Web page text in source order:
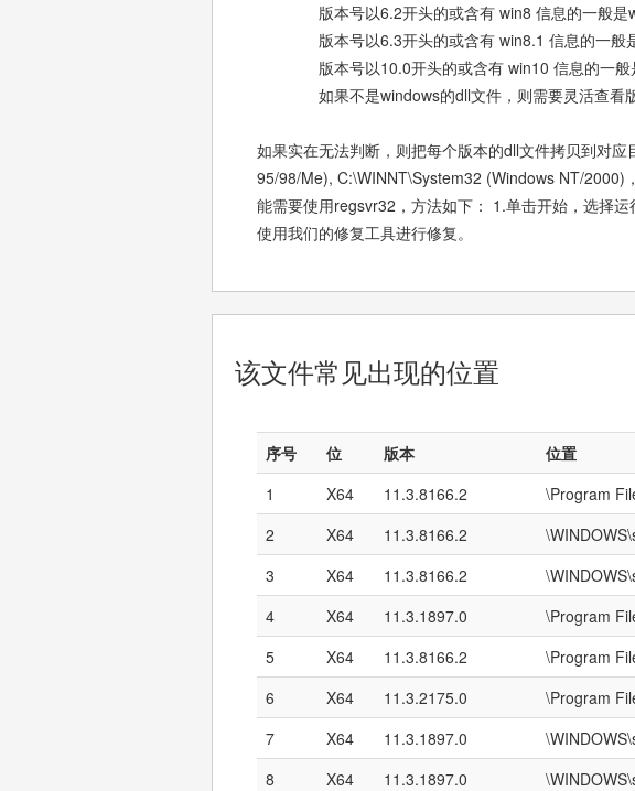
版本号以6.2开头的或含有 win8 信息的一般是
版本号以6.3开头的或含有 win8.1 信息的一般是
版本号以10.0开头的或含有 win10 信息的一般是
如果不是windows的dll文件，则需要灵活查看版
如果实在无法判断，则把每个版本的dll文件拷贝到对
95/98/Me), C:\WINNT\System32 (Windows NT/2000)
能需要使用regsvr32，方法如下： 1.单击开始，选择
使用我们的修复工具进行修复。
该文件常见出现的位置
序号 位 版本
位置
1
X64 11.3.8166.2
\Program
2
X64 11.3.8166.2
3
X64 11.3.8166.2
4
X64 11.3.1897.0
\Program
5
X64 11.3.8166.2
\Program
6
X64 11.3.2175.0
\Program
7
X64 11.3.1897.0
8
X64 11.3.1897.0